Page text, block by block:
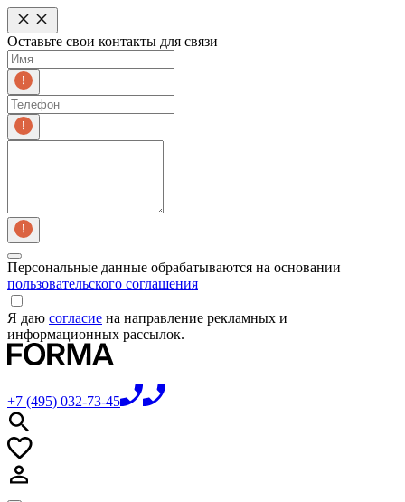
Оставьте свои контакты для связи
Персональные данные обрабатываются на основании
пользовательского соглашения
Я даю согласие на направление рекламных и
информационных рассылок.
+7 (495) 032-73-45